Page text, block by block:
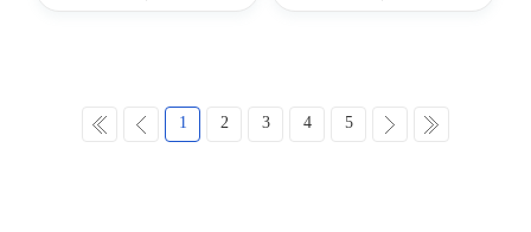
처
이
1 2 3 4 5
다
마